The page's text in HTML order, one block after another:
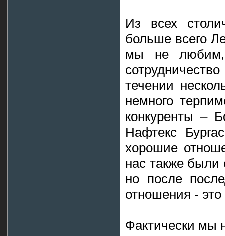
Из всех
больше всего
мы не
течении
немного
конкуренты –
Нафтекс
хорошие
нас также были
но после
отношения -
Фактически мы